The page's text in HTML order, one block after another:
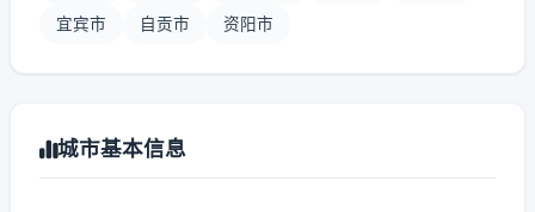
宜宾市 自贡市 资阳市
城市基本信息